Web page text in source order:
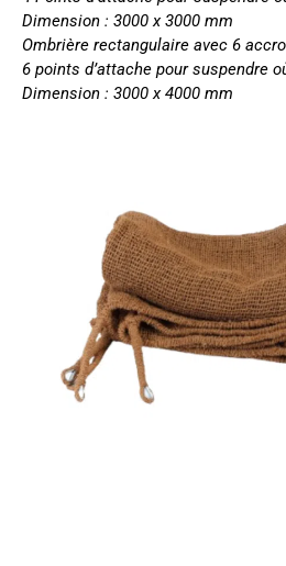
Dimension : 3000 x 3000 mm
Ombrière rectangulaire avec 6
6 points d’attache pour suspendre
Dimension : 3000 x 4000 mm